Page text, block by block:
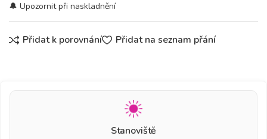
Přidat k porovnání Přidat na seznam přání
Stanoviště